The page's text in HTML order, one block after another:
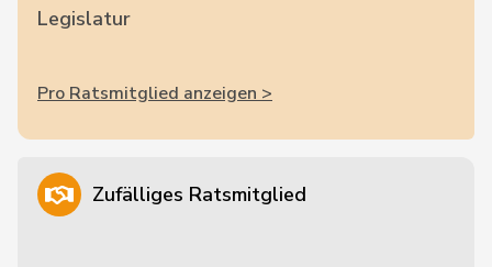
Legislatur
Pro Ratsmitglied anzeigen >
Zufälliges Ratsmitglied